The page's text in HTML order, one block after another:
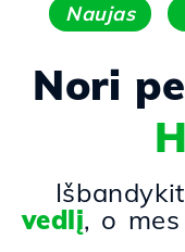
Naujas
Nori
vedlį, o